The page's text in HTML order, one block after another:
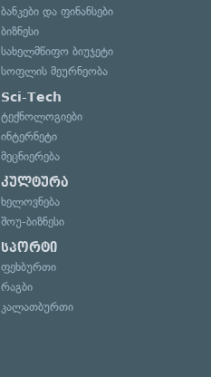
ბანკები და ფინანსები
ბიზნესი
სახელმწიფო ბიუჯეტი
სოფლის მეურნეობა
Sci-Tech
ტექნოლოგიები
ინტერნეტი
მეცნიერება
კულტურა
ხელოვნება
შოუ-ბიზნესი
სპორტი
ფეხბურთი
რაგბი
კალათბურთი